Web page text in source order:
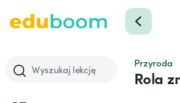
Wyszukaj lekcję
Przyroda
Rola